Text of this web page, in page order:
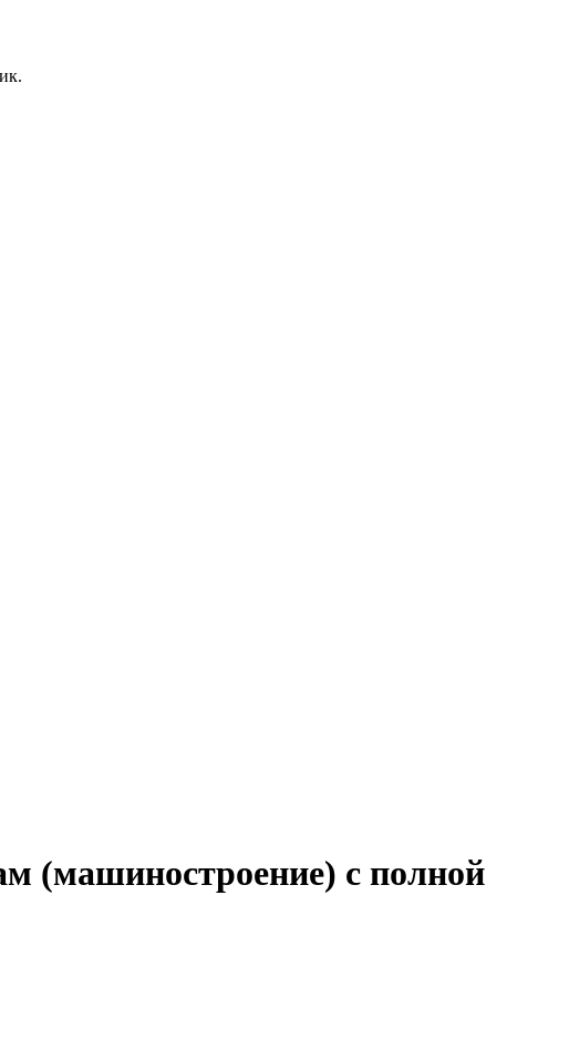
(машиностроение) с полной